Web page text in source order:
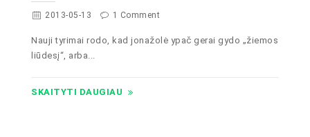
2013-05-13 1 Comment
Nauji tyrimai rodo, kad jonažolė ypač gerai gydo „žiemos
liūdesį“, arba...
SKAITYTI DAUGIAU